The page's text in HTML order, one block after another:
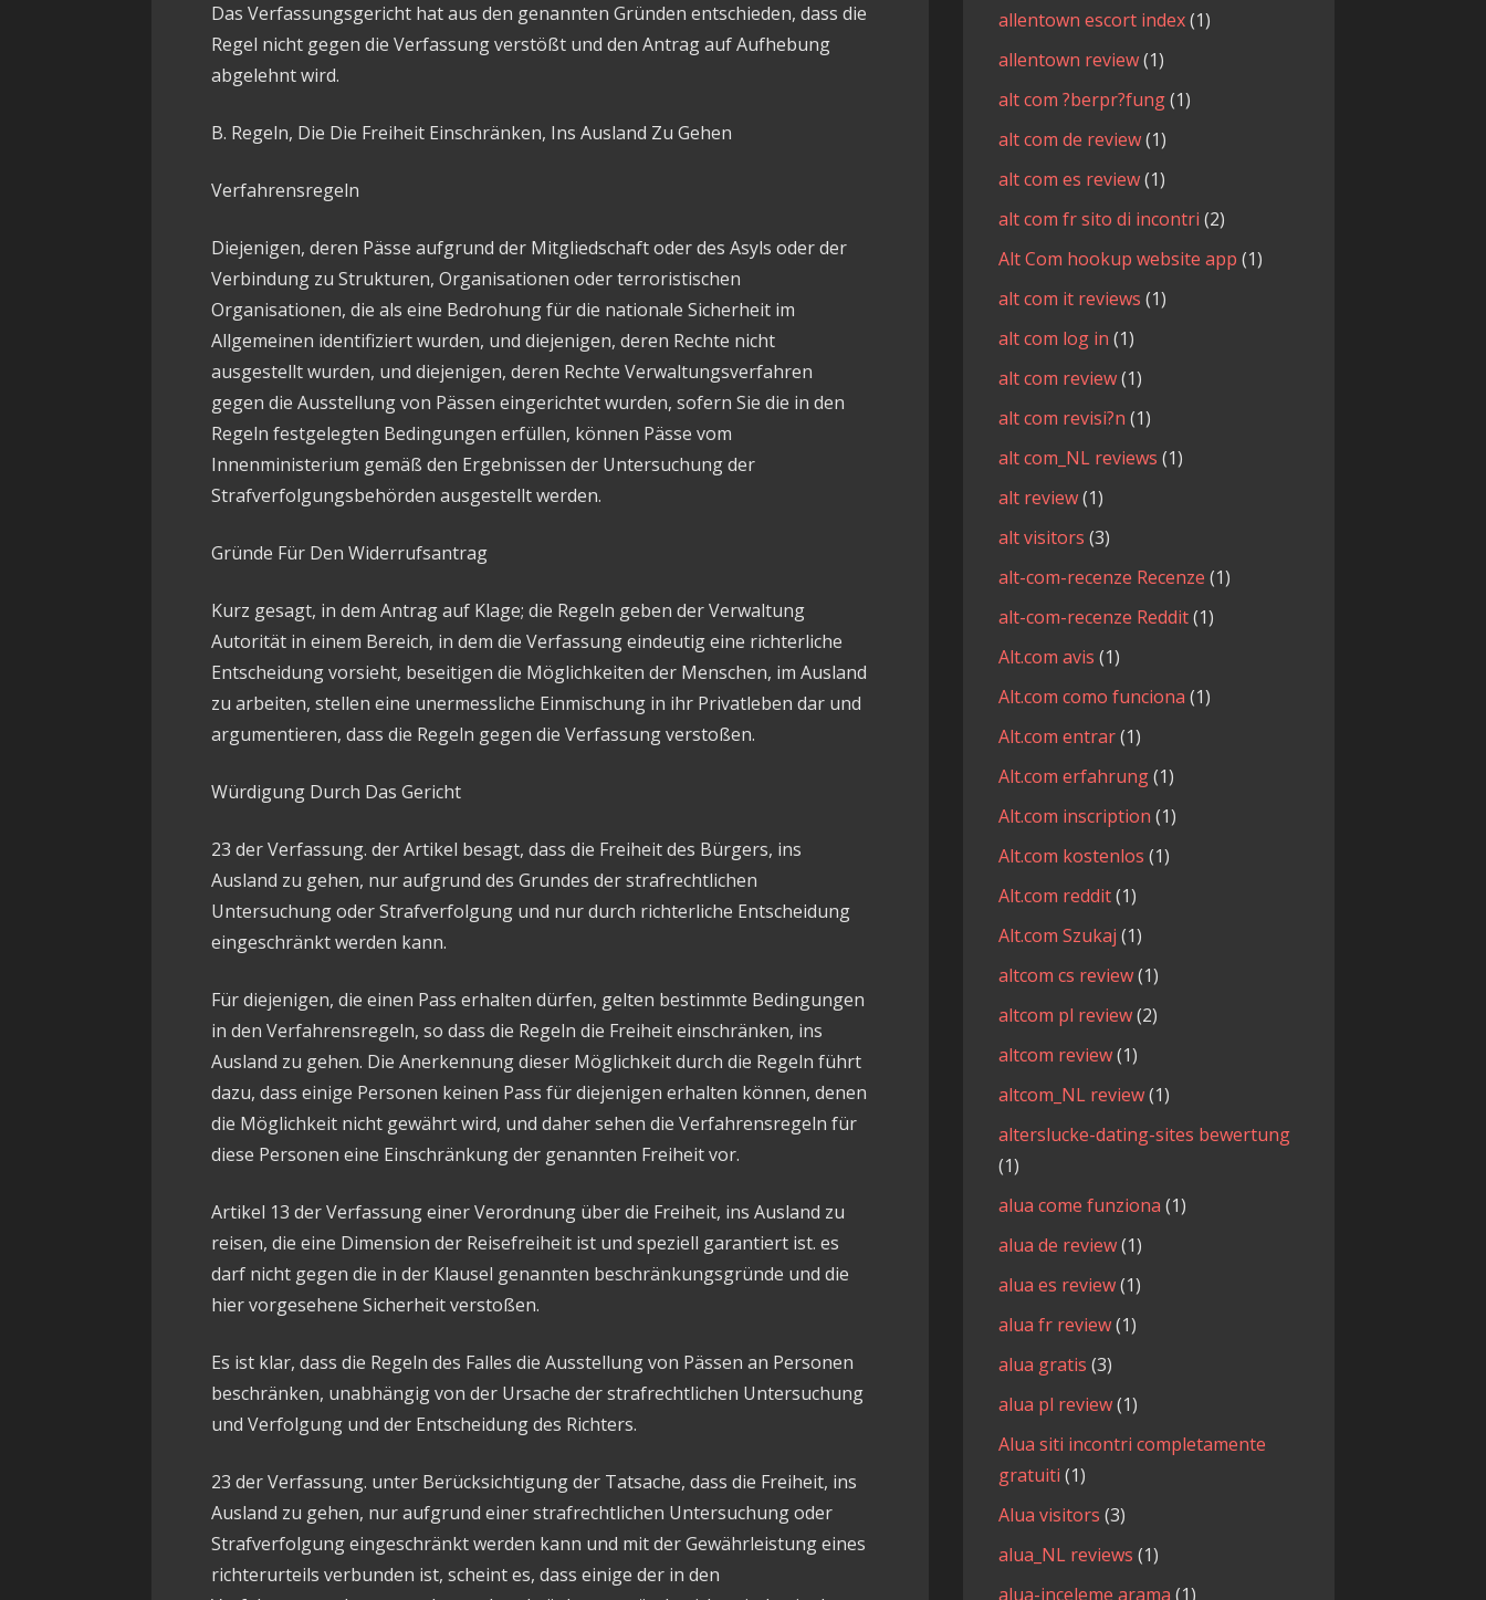
Das Verfassungsgericht hat aus den genannten Gründen entschieden, dass die
Regel nicht gegen die Verfassung verstößt und den Antrag auf Aufhebung
abgelehnt wird.
B. Regeln, Die Die Freiheit Einschränken, Ins Ausland Zu Gehen
Verfahrensregeln
Diejenigen, deren Pässe aufgrund der Mitgliedschaft oder des Asyls oder der
Verbindung zu Strukturen, Organisationen oder terroristischen
Organisationen, die als eine Bedrohung für die nationale Sicherheit im
Allgemeinen identifiziert wurden, und diejenigen, deren Rechte nicht
ausgestellt wurden, und diejenigen, deren Rechte Verwaltungsverfahren
gegen die Ausstellung von Pässen eingerichtet wurden, sofern Sie die in den
Regeln festgelegten Bedingungen erfüllen, können Pässe vom
Innenministerium gemäß den Ergebnissen der Untersuchung der
Strafverfolgungsbehörden ausgestellt werden.
Gründe Für Den Widerrufsantrag
Kurz gesagt, in dem Antrag auf Klage; die Regeln geben der Verwaltung
Autorität in einem Bereich, in dem die Verfassung eindeutig eine richterliche
Entscheidung vorsieht, beseitigen die Möglichkeiten der Menschen, im Ausland
zu arbeiten, stellen eine unermessliche Einmischung in ihr Privatleben dar und
argumentieren, dass die Regeln gegen die Verfassung verstoßen.
Würdigung Durch Das Gericht
23 der Verfassung. der Artikel besagt, dass die Freiheit des Bürgers, ins
Ausland zu gehen, nur aufgrund des Grundes der strafrechtlichen
Untersuchung oder Strafverfolgung und nur durch richterliche Entscheidung
eingeschränkt werden kann.
Für diejenigen, die einen Pass erhalten dürfen, gelten bestimmte Bedingungen
in den Verfahrensregeln, so dass die Regeln die Freiheit einschränken, ins
Ausland zu gehen. Die Anerkennung dieser Möglichkeit durch die Regeln führt
dazu, dass einige Personen keinen Pass für diejenigen erhalten können, denen
die Möglichkeit nicht gewährt wird, und daher sehen die Verfahrensregeln für
diese Personen eine Einschränkung der genannten Freiheit vor.
Artikel 13 der Verfassung einer Verordnung über die Freiheit, ins Ausland zu
reisen, die eine Dimension der Reisefreiheit ist und speziell garantiert ist. es
darf nicht gegen die in der Klausel genannten beschränkungsgründe und die
hier vorgesehene Sicherheit verstoßen.
Es ist klar, dass die Regeln des Falles die Ausstellung von Pässen an Personen
beschränken, unabhängig von der Ursache der strafrechtlichen Untersuchung
und Verfolgung und der Entscheidung des Richters.
23 der Verfassung. unter Berücksichtigung der Tatsache, dass die Freiheit, ins
Ausland zu gehen, nur aufgrund einer strafrechtlichen Untersuchung oder
Strafverfolgung eingeschränkt werden kann und mit der Gewährleistung eines
richterurteils verbunden ist, scheint es, dass einige der in den
allentown escort index(1)
allentown review(1)
alt com ?berpr?fung(1)
alt com de review(1)
alt com es review(1)
alt com fr sito di incontri (2)
Alt Com hookup website app (1)
alt com it reviews (1)
alt com log in (1)
alt com review(1)
alt com revisi?n (1)
alt com_NL reviews (1)
alt review(1)
alt visitors (3)
alt-com-recenze Recenze (1)
alt-com-recenze Reddit(1)
Alt.com avis (1)
Alt.com como funciona (1)
Alt.com entrar(1)
Alt.com erfahrung(1)
Alt.com inscription (1)
Alt.com kostenlos (1)
Alt.com reddit(1)
Alt.com Szukaj (1)
altcom cs review(1)
altcom pl review(2)
altcom review(1)
altcom_NL review(1)
alterslucke-dating-sites bewertung
(1)
alua come funziona (1)
alua de review(1)
alua es review(1)
alua fr review(1)
alua gratis (3)
alua pl review(1)
Alua siti incontri completamente
gratuiti (1)
Alua visitors (3)
alua_NL reviews (1)
alua-inceleme arama (1)